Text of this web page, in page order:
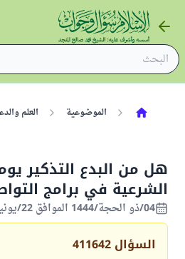
الموضوعية العلم
هل من البدع التذكير
الشرعية في برامج
04/ذو الحجة/1444 الموافق 22/يونيو/2023
السؤال 411642